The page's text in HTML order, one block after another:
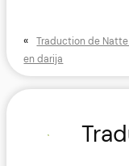
«
Traduction de
en darija